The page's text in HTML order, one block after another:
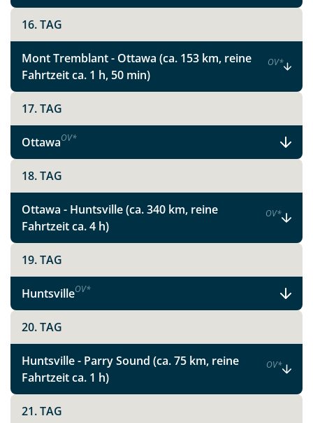
X
WhatsApp
Telegram
per E-Mail senden
Link kopieren
16. TAG
Mont Tremblant - Ottawa (ca. 153 km, reine
Fahrtzeit ca. 1 h, 50 min)
OV*
17. TAG
OttawaOV*
18. TAG
Ottawa - Huntsville (ca. 340 km, reine
Fahrtzeit ca. 4 h)
OV*
19. TAG
HuntsvilleOV*
20. TAG
Huntsville - Parry Sound (ca. 75 km, reine
Fahrtzeit ca. 1 h)
OV*
21. TAG